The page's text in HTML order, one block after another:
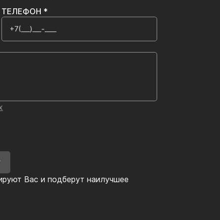
Вас и подберут наилучшее
ТЕЛЕФОН *